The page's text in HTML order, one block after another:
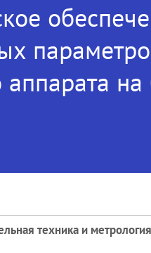
аппарата на
техника и метрология